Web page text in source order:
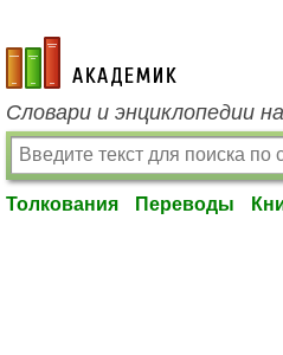
academic.ru
Словари и энциклопедии
Толкования Переводы